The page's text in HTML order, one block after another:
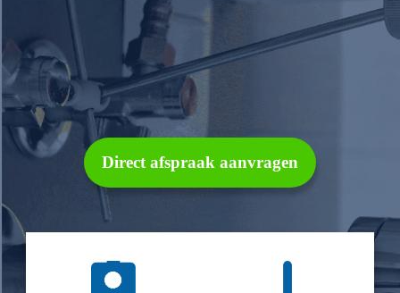
Direct afspraak aanvragen